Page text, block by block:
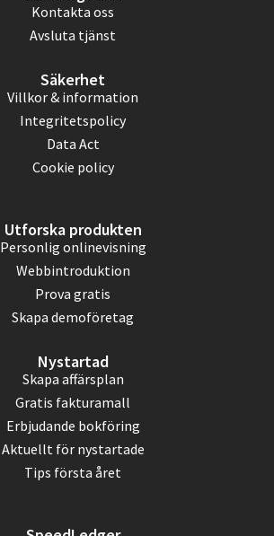
Kontakta oss
Avsluta tjänst
Säkerhet
Villkor & information
Integritetspolicy
Data Act
Cookie policy
Utforska produkten
Personlig onlinevisning
Webbintroduktion
Prova gratis
Skapa demoföretag
Nystartad
Skapa affärsplan
Gratis fakturamall
Erbjudande bokföring
Aktuellt för nystartade
Tips första året